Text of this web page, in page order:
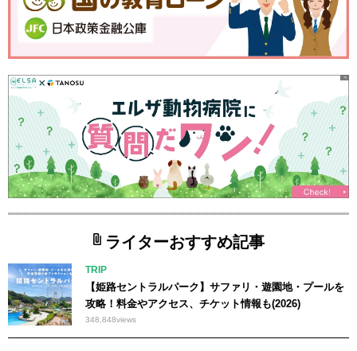
ライターおすすめ記事
TRIP
【姫路セントラルパーク】サファリ・遊園地・プールを
攻略！料金やアクセス、チケット情報も(2026)
348,848views